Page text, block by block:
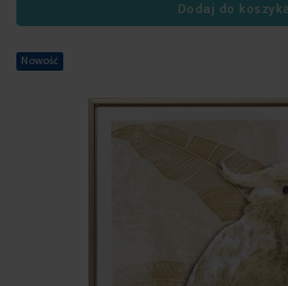
Dodaj do koszyka
Nowość